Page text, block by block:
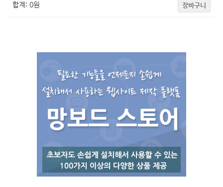
합계: 0원 장바구니